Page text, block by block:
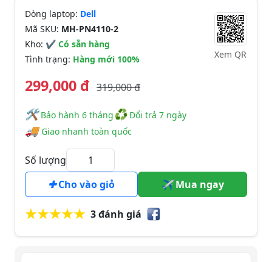
Dòng laptop: Dell
Mã SKU: MH-PN4110-2
Kho: ✔ Có sẵn hàng
Tình trạng: Hàng mới 100% Xem QR
299,000 đ 319,000 đ
🛠️️ Bảo hành 6 tháng♻Đổi trả 7 ngày
🚚Giao nhanh toàn quốc
Số lượng
Cho vào giỏ
Mua ngay
3 đánh giá